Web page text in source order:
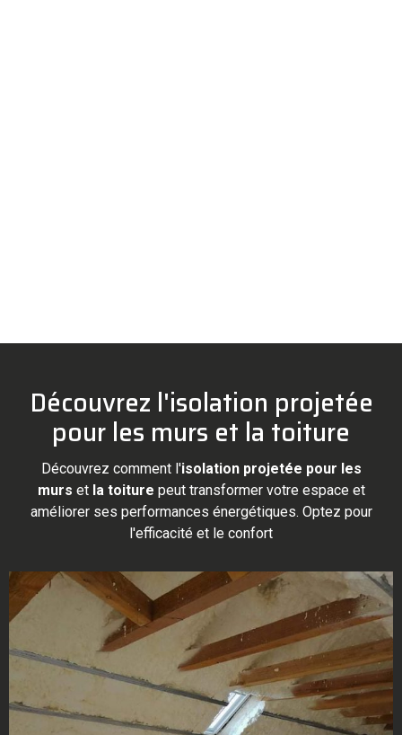
Découvrez l'isolation projetée
pour les murs et la toiture
Découvrez comment l'isolation projetée pour les
murs et la toiture peut transformer votre espace et
améliorer ses performances énergétiques. Optez pour
l'efficacité et le confort